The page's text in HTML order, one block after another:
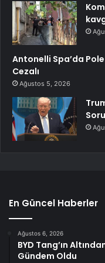
Antonelli Spa’da
Cezalı
Ağustos 5, 2026
En Güncel Haberler
Ağustos 6, 2026
BYD Tang’ın
Gündem Oldu